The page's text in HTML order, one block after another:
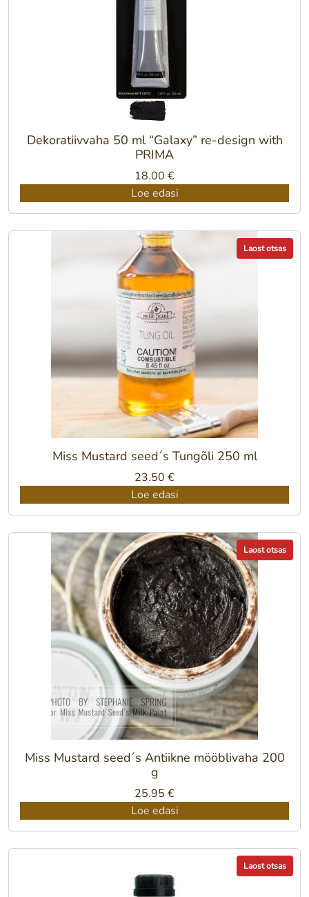
Dekoratiivvaha 50 ml “Galaxy” re-design with
PRIMA
18.00 €
Loe edasi
Laost otsas
Miss Mustard seed´s Tungõli 250 ml
23.50 €
Loe edasi
Laost otsas
Miss Mustard seed´s Antiikne mööblivaha 200
g
25.95 €
Loe edasi
Laost otsas